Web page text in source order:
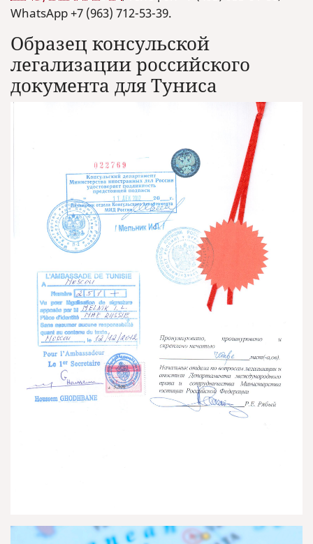
WhatsApp +7 (963) 712-53-39.
Образец консульской
легализации российского
документа для Туниса